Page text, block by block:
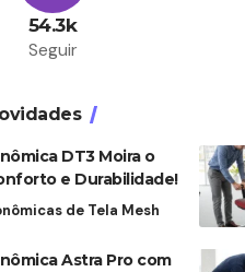
54.3k
Seguir
DT3 Moira o
e Durabilidade!
de Tela Mesh
Astra Pro com